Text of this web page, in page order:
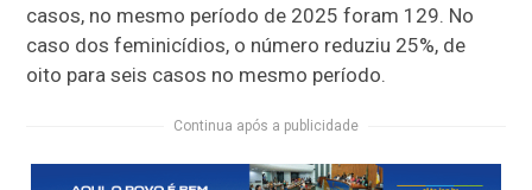
casos, no mesmo período de 2025 foram 129. No
caso dos feminicídios, o número reduziu 25%, de
oito para seis casos no mesmo período.
Continua após a publicidade